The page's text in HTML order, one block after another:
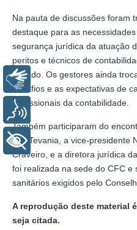
Na pauta de discussões foram
destaque para as
segurança jurídica da atuação
peritos e técnicos de
privado. Os gestores ainda
desafios e as expectativas de
profissionais da contabilidade.
Também participaram do
Eys Tevania, a vice-presidente
Craveiro, e a diretora jurídica
foi realizada na sede do CFC e
sanitários exigidos pelo
A reprodução deste material
seja citada.
Libras
+ Acessibilidade